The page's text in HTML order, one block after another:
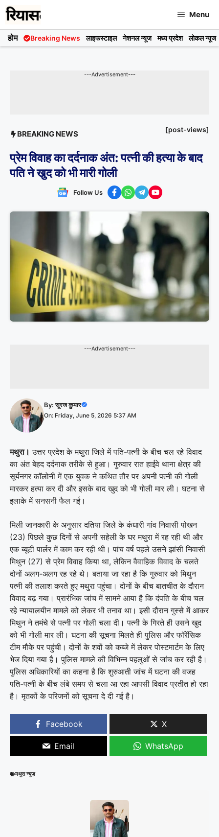
Skip
to
content
Menu
होम Breaking News लाइफस्टाइल नेशनल न्यूज मध्य प्रदेश लोकल न्यूज
---Advertisement---
BREAKING NEWS [post-views]
प्रेम विवाह का दर्दनाक अंत: पत्नी की हत्या के बाद
पति ने खुद को भी मारी गोली
Follow Us
---Advertisement---
By:सूरज कुमार
On: Friday, June 5, 2026 5:37 AM
मथुरा। उत्तर प्रदेश के मथुरा जिले में पति-पत्नी के बीच चल रहे विवाद
का अंत बेहद दर्दनाक तरीके से हुआ। गुरुवार रात हाईवे थाना क्षेत्र की
सूर्यनगर कॉलोनी में एक युवक ने कथित तौर पर अपनी पत्नी की गोली
मारकर हत्या कर दी और इसके बाद खुद को भी गोली मार ली। घटना से
इलाके में सनसनी फैल गई।
मिली जानकारी के अनुसार दतिया जिले के कंधारी गांव निवासी पोखन
(23) पिछले कुछ दिनों से अपनी सहेली के घर मथुरा में रह रही थी और
एक ब्यूटी पार्लर में काम कर रही थी। पांच वर्ष पहले उसने झांसी निवासी
मिथुन (27) से प्रेम विवाह किया था, लेकिन वैवाहिक विवाद के चलते
दोनों अलग-अलग रह रहे थे। बताया जा रहा है कि गुरुवार को मिथुन
पत्नी की तलाश करते हुए मथुरा पहुंचा। दोनों के बीच बातचीत के दौरान
विवाद बढ़ गया। प्रारंभिक जांच में सामने आया है कि दंपति के बीच चल
रहे न्यायालयीन मामले को लेकर भी तनाव था। इसी दौरान गुस्से में आकर
मिथुन ने तमंचे से पत्नी पर गोली चला दी। पत्नी के गिरते ही उसने खुद
को भी गोली मार ली। घटना की सूचना मिलते ही पुलिस और फॉरेंसिक
टीम मौके पर पहुंची। दोनों के शवों को कब्जे में लेकर पोस्टमार्टम के लिए
भेज दिया गया है। पुलिस मामले की विभिन्न पहलुओं से जांच कर रही है।
पुलिस अधिकारियों का कहना है कि शुरुआती जांच में घटना की वजह
पति-पत्नी के बीच लंबे समय से चला आ रहा आपसी विवाद प्रतीत हो रहा
है। मृतकों के परिजनों को सूचना दे दी गई है।
Facebook X
Email WhatsApp
मथुरा न्यूज़